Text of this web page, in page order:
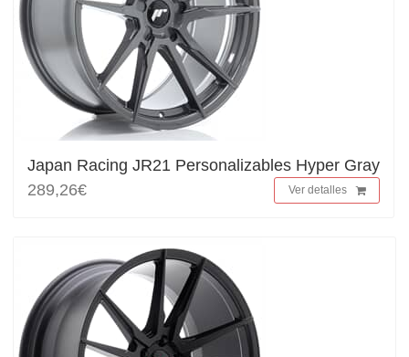
Japan Racing JR21 Personalizables Hyper Gray
289,26€
Ver detalles